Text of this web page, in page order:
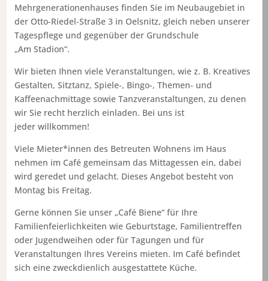
Mehrgenerationenhauses finden Sie im Neubaugebiet in
der Otto-Riedel-Straße 3 in Oelsnitz, gleich neben unserer
Tagespflege und gegenüber der Grundschule
„Am Stadion“.
Wir bieten Ihnen viele Veranstaltungen, wie z. B. Kreatives
Gestalten, Sitztanz, Spiele-, Bingo-, Themen- und
Kaffeenachmittage sowie Tanzveranstaltungen, zu denen
wir Sie recht herzlich einladen. Bei uns ist
jeder willkommen!
Viele Mieter*innen des Betreuten Wohnens im Haus
nehmen im Café gemeinsam das Mittagessen ein, dabei
wird geredet und gelacht. Dieses Angebot besteht von
Montag bis Freitag.
Gerne können Sie unser „Café Biene“ für Ihre
Familienfeierlichkeiten wie Geburtstage, Familientreffen
oder Jugendweihen oder für Tagungen und für
Veranstaltungen Ihres Vereins mieten. Im Café befindet
sich eine zweckdienlich ausgestattete Küche.